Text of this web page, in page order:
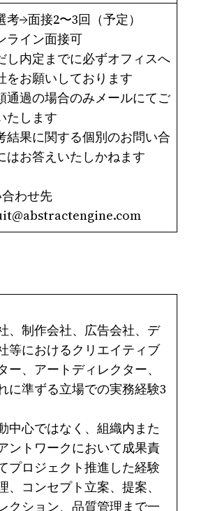
考→面接2〜3回（予定）
ライン面接可
内定までに必ずオフィスへ
をお願いしております
過の場合のみメールにてご
たします
果に関する個別のお問い合
はお答えいたしかねます
わせ先
、制作会社、広告会社、デ
等におけるクリエイティブ
ー、アートディレクター、
に準ずる立場での実務経験3
中心ではなく、組織内また
ントワークにおいて成果責
プロジェクト推進した経験
、コンセプト立案、提案、
クション、品質管理まで一